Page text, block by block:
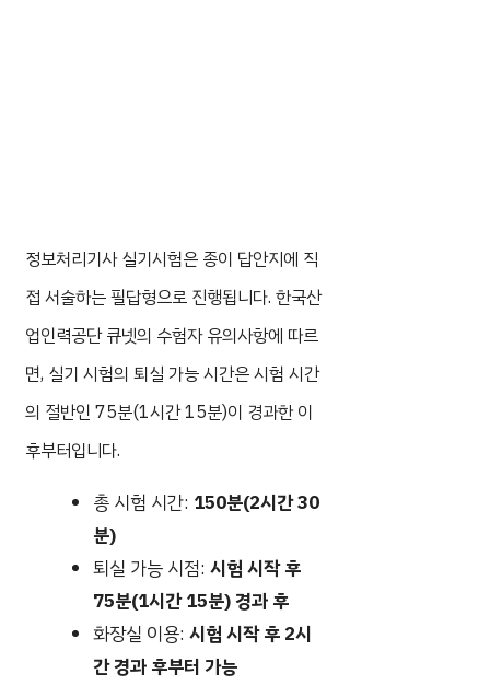
정보처리기사 실기시험은 종이 답안지에 직
접 서술하는 필답형으로 진행됩니다. 한국산
업인력공단 큐넷의 수험자 유의사항에 따르
면, 실기 시험의 퇴실 가능 시간은 시험 시간
의 절반인 75분(1시간 15분)이 경과한 이
후부터입니다.
총 시험 시간: 150분(2시간 30
분)
퇴실 가능 시점:시험 시작 후
75분(1시간 15분) 경과 후
화장실 이용:시험 시작 후 2시
간 경과 후부터 가능